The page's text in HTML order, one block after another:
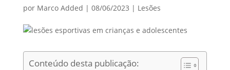
por Marco Added | 08/06/2023 | Lesões
Conteúdo desta publicação: